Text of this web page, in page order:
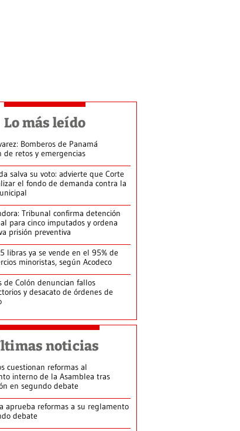
Lo más leído
Bomberos de Panamá
de retos y emergencias
salva su voto: advierte que Corte
el fondo de demanda contra la
Tribunal confirma detención
para cinco imputados y ordena
prisión preventiva
libras ya se vende en el 95% de
minoristas, según Acodeco
de Colón denuncian fallos
y desacato de órdenes de
noticias
cuestionan reformas al
interno de la Asamblea tras
en segundo debate
aprueba reformas a su reglamento
debate